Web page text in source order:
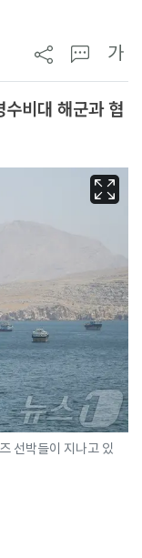
가
비대 해군과 협
선박들이 지나고 있